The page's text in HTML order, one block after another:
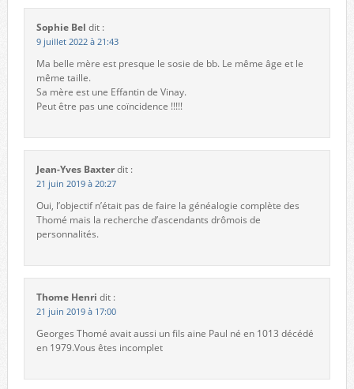
Sophie Bel dit :
9 juillet 2022 à 21:43
Ma belle mère est presque le sosie de bb. Le même âge et le
même taille.
Sa mère est une Effantin de Vinay.
Peut être pas une coïncidence !!!!!
Jean-Yves Baxterdit :
21 juin 2019 à 20:27
Oui, l’objectif n’était pas de faire la généalogie complète des
Thomé mais la recherche d’ascendants drômois de
personnalités.
Thome Henri dit :
21 juin 2019 à 17:00
Georges Thomé avait aussi un fils aine Paul né en 1013 décédé
en 1979.Vous êtes incomplet